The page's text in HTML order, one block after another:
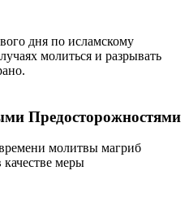
дня по исламскому
молиться и разрывать
Предосторожностями
молитвы магриб
меры